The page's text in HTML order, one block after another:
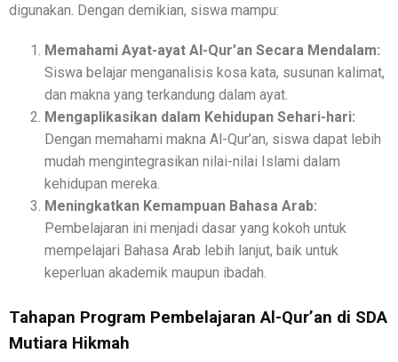
digunakan. Dengan demikian, siswa mampu:
Memahami Ayat-ayat Al-Qur’an Secara Mendalam:
Siswa belajar menganalisis kosa kata, susunan kalimat,
dan makna yang terkandung dalam ayat.
Mengaplikasikan dalam Kehidupan Sehari-hari:
Dengan memahami makna Al-Qur’an, siswa dapat lebih
mudah mengintegrasikan nilai-nilai Islami dalam
kehidupan mereka.
Meningkatkan Kemampuan Bahasa Arab:
Pembelajaran ini menjadi dasar yang kokoh untuk
mempelajari Bahasa Arab lebih lanjut, baik untuk
keperluan akademik maupun ibadah.
Tahapan Program Pembelajaran Al-Qur’an di SDA
Mutiara Hikmah